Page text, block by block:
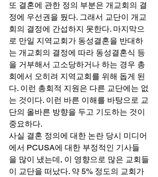
또 결혼에 관한 정의 부분은 개교회의 결
정에 우선권을 뒀다. 그래서 교단이 개교
회의 결정에 간섭하지 못한다. 마지막으
로 만일 지역교회가 동성결혼을 반대하
는 개교회의 결정에 따라 동성결혼식 등
을 거부해서 고소당하거나 하는 경우 총
회에서 오히려 지역교회를 위해 돕게 된
다. 이런 총회적 지원은 다른 교단에는 없
는 것이다. 이런 바른 이해를 바탕으로 교
단의 올바른 방향을 두고 기도하는 것이
중요하다.
사실 결혼 정의에 대한 논란 당시 미디어
에서 PCUSA에 대한 부정적인 기사들
을 많이 냈는데, 이 영향으로 많은 교회들
이 교단을 떠났다. 약 5% 정도의 교회가